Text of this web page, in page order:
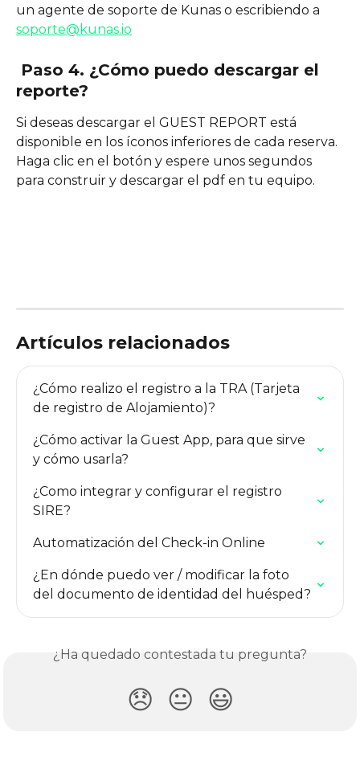
un agente de soporte de Kunas o escribiendo a
soporte@kunas.io
Paso 4. ¿Cómo puedo descargar el
reporte?
Si deseas descargar el GUEST REPORT está
disponible en los íconos inferiores de cada reserva.
Haga clic en el botón y espere unos segundos
para construir y descargar el pdf en tu equipo.
Artículos relacionados
¿Cómo realizo el registro a la TRA (Tarjeta
de registro de Alojamiento)?
¿Cómo activar la Guest App, para que sirve
y cómo usarla?
¿Como integrar y configurar el registro
SIRE?
Automatización del Check-in Online
¿En dónde puedo ver / modificar la foto
del documento de identidad del huésped?
¿Ha quedado contestada tu pregunta?
😞 😐 😃